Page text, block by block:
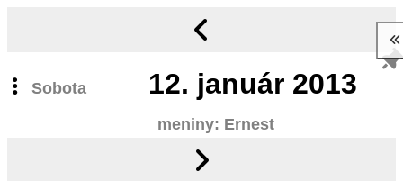
Sobota 12. január 2013
meniny: Ernest